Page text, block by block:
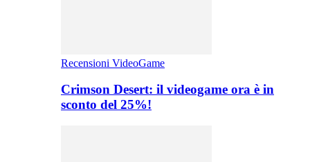
Recensioni VideoGame
Crimson Desert: il videogame ora è in
sconto del 25%!